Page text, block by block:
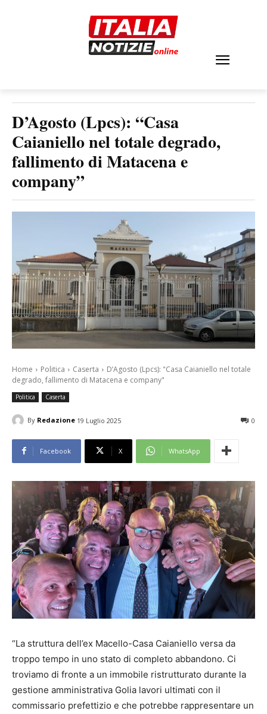
D’Agosto (Lpcs): “Casa
Caianiello nel totale degrado,
fallimento di Matacena e
company”
Home Politica Caserta
D’Agosto (Lpcs): "Casa Caianiello nel totale
degrado, fallimento di Matacena e company"
Politica Caserta
By Redazione 19 Luglio 2025 0
Facebook X WhatsApp
“La struttura dell’ex Macello-Casa Caianiello versa da
troppo tempo in uno stato di completo abbandono. Ci
troviamo di fronte a un immobile ristrutturato durante la
gestione amministrativa Golia lavori ultimati con il
commissario prefettizio e che potrebbe rappresentare un